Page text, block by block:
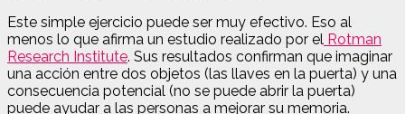
Este simple ejercicio puede ser muy efectivo. Eso al
menos lo que afirma un estudio realizado por el Rotman
Research Institute. Sus resultados confirman que imaginar
una acción entre dos objetos (las llaves en la puerta) y una
consecuencia potencial (no se puede abrir la puerta)
puede ayudar a las personas a mejorar su memoria.